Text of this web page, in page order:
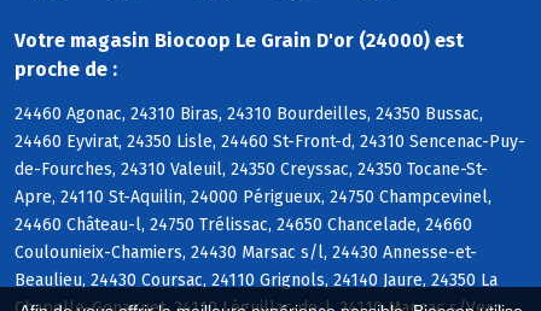
Votre magasin Biocoop Le Grain D'or (24000) est
proche de :
24460 Agonac, 24310 Biras, 24310 Bourdeilles, 24350 Bussac,
24460 Eyvirat, 24350 Lisle, 24460 St-Front-d, 24310 Sencenac-Puy-
de-Fourches, 24310 Valeuil, 24350 Creyssac, 24350 Tocane-St-
Apre, 24110 St-Aquilin, 24000 Périgueux, 24750 Champcevinel,
24460 Château-l, 24750 Trélissac, 24650 Chancelade, 24660
Coulounieix-Chamiers, 24430 Marsac s/l, 24430 Annesse-et-
Beaulieu, 24430 Coursac, 24110 Grignols, 24140 Jaure, 24350 La